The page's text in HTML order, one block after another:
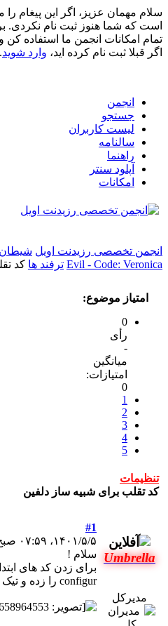
سلام مهمان عزیز، اگر این پیغام
است که شما هنوز ثبت نام نکردی.
تمام امکانات انجمن ما استفاده کن
اگر قبلا ثبت نام کرده اید، وارد شوید.
انجمن
جستجو
لیست کاربران
سالنامه
راهنما
آپلود سنتر
امکانات
انجمن تخصصی رزیدنت اویل
Evil - Code: Veronica ترفند ها کد
امتیاز موضوع:
0
رأی
-
میانگین
امتیازات:
0
1
2
3
4
5
تنظیمات
کد تقلب برای شبیه ساز دلفین
Umbrella
مدیرکل
#1
۱۴۰۱/۵/۵، ۰۷:۵۹ صبح
سلام !
configur را زده و تیک enable cheats را بزنید .